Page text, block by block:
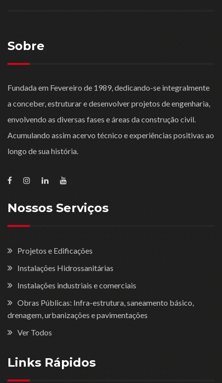
Sobre
Fundada em Fevereiro de 1989, dedicando-se integralmente
a conceber, estruturar e desenvolver projetos de engenharia,
envolvendo as diversas fases e áreas da construção civil.
Acumulando assim acervo técnico e experiências positivas ao
longo de sua história.
Nossos Serviços
Projetos e Edificações
Instalações Hidrossanitárias
Instalações industriais e comerciais
Obras Públicas: Infra-estrutura, saneamento básico,
drenagem, urbanizações e pavimentações
Ver Todos
Links Rápidos